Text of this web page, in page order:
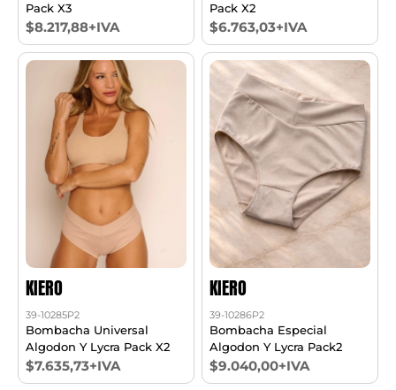
Pack X3
$8.217,88+IVA
Pack X2
$6.763,03+IVA
KIERO
39-10285P2
Bombacha Universal
Algodon Y Lycra Pack X2
$7.635,73+IVA
KIERO
39-10286P2
Bombacha Especial
Algodon Y Lycra Pack2
$9.040,00+IVA